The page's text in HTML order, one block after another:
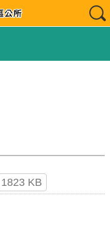
1823 KB